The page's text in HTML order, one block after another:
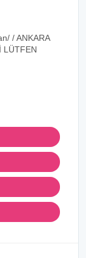
/ ANKARA
LÜTFEN